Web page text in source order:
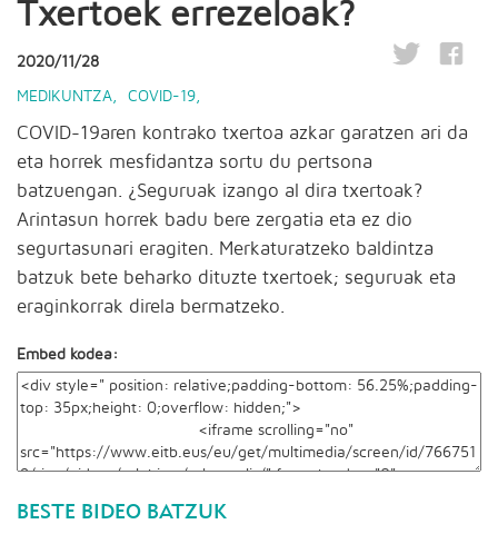
Txertoek errezeloak?
2020/11/28
MEDIKUNTZA COVID-19
COVID-19aren kontrako txertoa azkar garatzen ari da
eta horrek mesfidantza sortu du pertsona
batzuengan. ¿Seguruak izango al dira txertoak?
Arintasun horrek badu bere zergatia eta ez dio
segurtasunari eragiten. Merkaturatzeko baldintza
batzuk bete beharko dituzte txertoek; seguruak eta
eraginkorrak direla bermatzeko.
Embed kodea:
BESTE BIDEO BATZUK